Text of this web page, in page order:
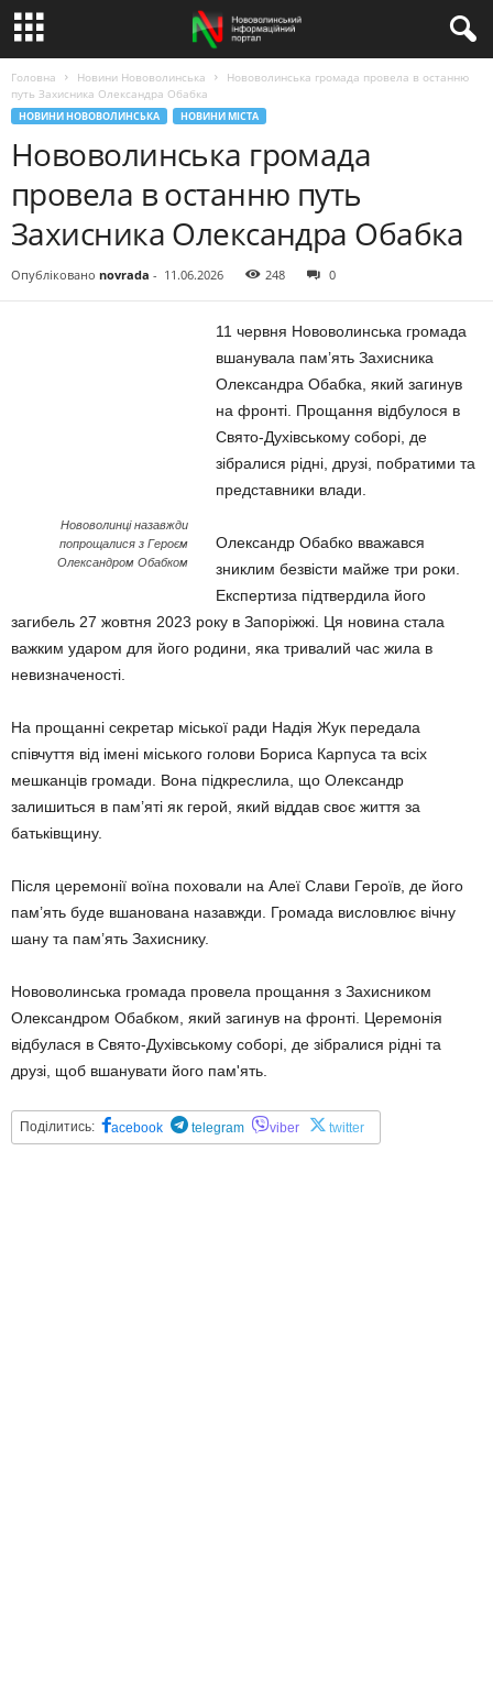
Головна Новини Нововолинська
Нововолинська громада провела в останню
путь Захисника Олександра Обабка
НОВИНИ НОВОВОЛИНСЬКА НОВИНИ МІСТА
Нововолинська громада
провела в останню путь
Захисника Олександра Обабка
Опубліковано novrada - 11.06.2026 248 0
Нововолинці назавжди
попрощалися з Героєм
Олександром Обабком
11 червня Нововолинська громада
вшанувала пам’ять Захисника
Олександра Обабка, який загинув
на фронті. Прощання відбулося в
Свято-Духівському соборі, де
зібралися рідні, друзі, побратими та
представники влади.
Олександр Обабко вважався
зниклим безвісти майже три роки.
Експертиза підтвердила його
загибель 27 жовтня 2023 року в Запоріжжі. Ця новина стала
важким ударом для його родини, яка тривалий час жила в
невизначеності.
На прощанні секретар міської ради Надія Жук передала
співчуття від імені міського голови Бориса Карпуса та всіх
мешканців громади. Вона підкреслила, що Олександр
залишиться в пам’яті як герой, який віддав своє життя за
батьківщину.
Після церемонії воїна поховали на Алеї Слави Героїв, де його
пам’ять буде вшанована назавжди. Громада висловлює вічну
шану та пам’ять Захиснику.
Нововолинська громада провела прощання з Захисником
Олександром Обабком, який загинув на фронті. Церемонія
відбулася в Свято-Духівському соборі, де зібралися рідні та
друзі, щоб вшанувати його пам'ять.
Поділитись: acebook telegram viber twitter